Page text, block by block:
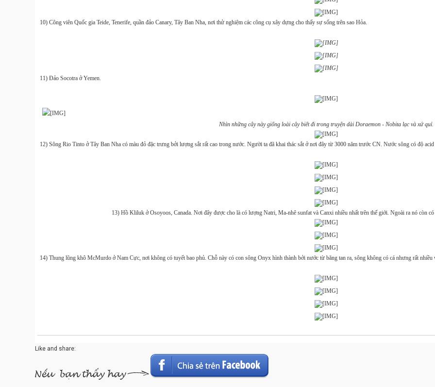
10) Công viên Quốc gia Teide, Tenerife, quần đảo Canary, Tây Ban Nha, nơi thử nghiệm các công cụ xây dựng cho thấy sự sống trên sao Hỏa.
11) Đảo Socotra ở Yemen.
Nhìn những cây này giống loài cây biết đi trong truyện dài Doraemon - Nobita lạc và xứ quỉ.
12) Sông Rio Tinto ở Tây Ban Nha có màu đỏ đặc trưng bởi lượng sắt rất cao trong nước. Người ta đã khai thác sắt ở nơi đây từ 3000 năm trước CN. Nước sông có độ
13) Hồ Kliluk ở Osoyoos, Canada. Nơi đây được cho là có lượng Natri, Ma-nhê sunfat và Canxi nhiều nhất trên thế giới. Ngoài ra nó còn
14) Thung lũng khô McMurdo ở Nam Cực, nơi không có tuyết bao phủ. Chỗ này có con sông Onyx hình thành bởi nước từ băng tan ra, sông không có cá nhưng rất nhiều
Like and share: